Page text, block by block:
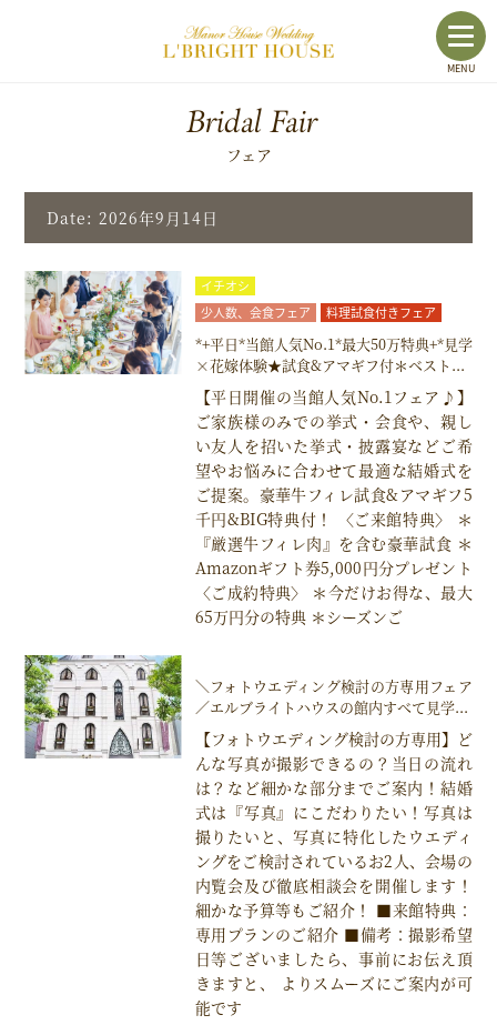
Bridal Fair
フェア
Date: 2026年9月14日
イチオシ
少人数、会食フェア
料理試食付きフェア
*+平日*当館人気No.1*最大50万特典+*見学
×花嫁体験★試食&アマギフ付＊ベスト...
【平日開催の当館人気No.1フェア♪】
ご家族様のみでの挙式・会食や、親し
い友人を招いた挙式・披露宴などご希
望やお悩みに合わせて最適な結婚式を
ご提案。豪華牛フィレ試食&アマギフ5
千円&BIG特典付！ 〈ご来館特典〉 ＊
『厳選牛フィレ肉』を含む豪華試食 ＊
Amazonギフト券5,000円分プレゼント
〈ご成約特典〉 ＊今だけお得な、最大
65万円分の特典 ＊シーズンご
＼フォトウエディング検討の方専用フェア
／エルブライトハウスの館内すべて見学...
【フォトウエディング検討の方専用】ど
んな写真が撮影できるの？当日の流れ
は？など細かな部分までご案内！結婚
式は『写真』にこだわりたい！写真は
撮りたいと、写真に特化したウエディ
ングをご検討されているお2人、会場の
内覧会及び徹底相談会を開催します！
細かな予算等もご紹介！ ■来館特典：
専用プランのご紹介 ■備考：撮影希望
日等ございましたら、事前にお伝え頂
きますと、 よりスムーズにご案内が可
能です
MENU